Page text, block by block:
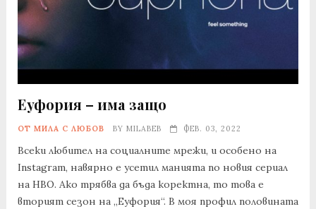
Еуфория – има защо
ОТ МИЛА С ЛЮБОВ BY MILABEB ФЕВ. 03, 2022
Всеки любител на социалните мрежи, и особено на
Instagram, навярно е усетил манията по новия сериал
на HBO. Ако трябва да бъда коректна, то това е
вторият сезон на „Еуфория“. В моя профил половината